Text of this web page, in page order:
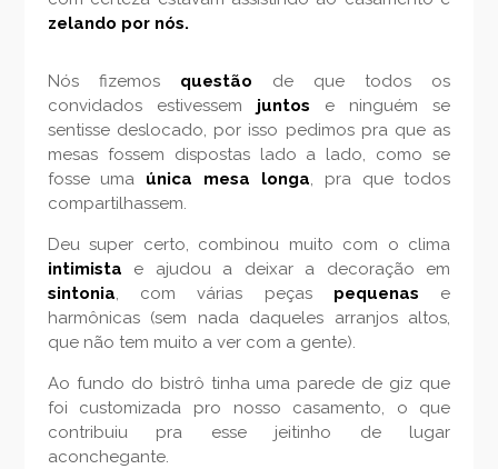
zelando por nós.
Nós fizemos questão de que todos os
convidados estivessem juntos e ninguém se
sentisse deslocado, por isso pedimos pra que as
mesas fossem dispostas lado a lado, como se
fosse uma única mesa longa , pra que todos
compartilhassem.
Deu super certo, combinou muito com o clima
intimista e ajudou a deixar a decoração em
sintonia , com várias peças pequenas e
harmônicas (sem nada daqueles arranjos altos,
que não tem muito a ver com a gente).
Ao fundo do bistrô tinha uma parede de giz que
foi customizada pro nosso casamento, o que
contribuiu pra esse jeitinho de lugar
aconchegante.